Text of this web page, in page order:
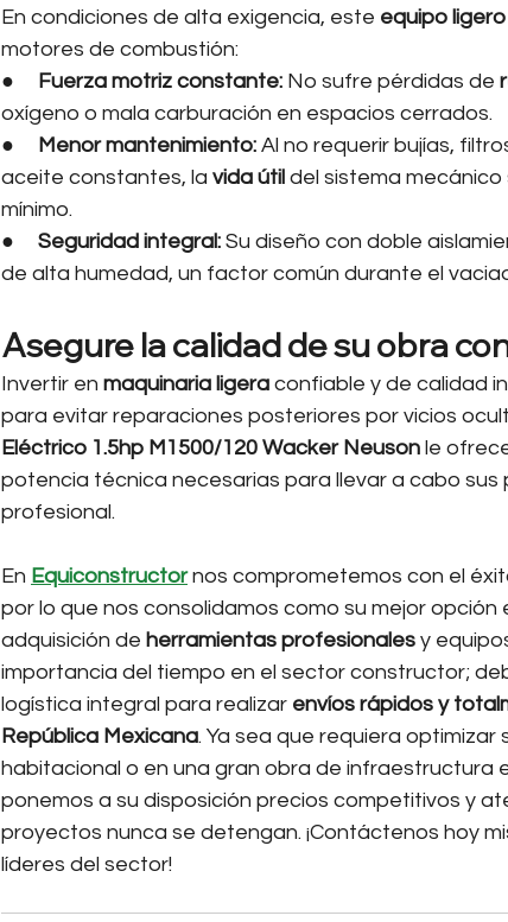
En condiciones de alta exigencia, este equipo ligero
motores de combustión:
●
Fuerza motriz constante: No sufre pérdidas de
oxígeno o mala carburación en espacios cerrados.
●
Menor mantenimiento: Al no requerir bujías,
aceite constantes, la vida útil del sistema
mínimo.
● Seguridad integral: Su diseño con doble
de alta humedad, un factor común durante el
Asegure la calidad de su obra
Invertir en maquinaria ligera confiable y de calidad
para evitar reparaciones posteriores por vicios
Eléctrico 1.5hp M1500/120 Wacker Neuson le
potencia técnica necesarias para llevar a cabo sus
profesional.
En Equiconstructor nos comprometemos con el
por lo que nos consolidamos como su mejor opción
adquisición de herramientas profesionales y
importancia del tiempo en el sector constructor;
logística integral para realizar envíos rápidos y
República Mexicana. Ya sea que requiera optimizar
habitacional o en una gran obra de infraestructura
ponemos a su disposición precios competitivos y
proyectos nunca se detengan. ¡Contáctenos hoy
líderes del sector!